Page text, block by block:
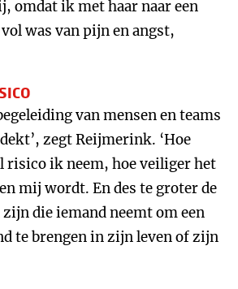
omdat ik met haar naar een
was van pijn en angst,
van mensen en teams
zegt Reijmerink. ‘Hoe
risico ik neem, hoe veiliger het
mij wordt. En des te groter de
die iemand neemt om een
te brengen in zijn leven of zijn